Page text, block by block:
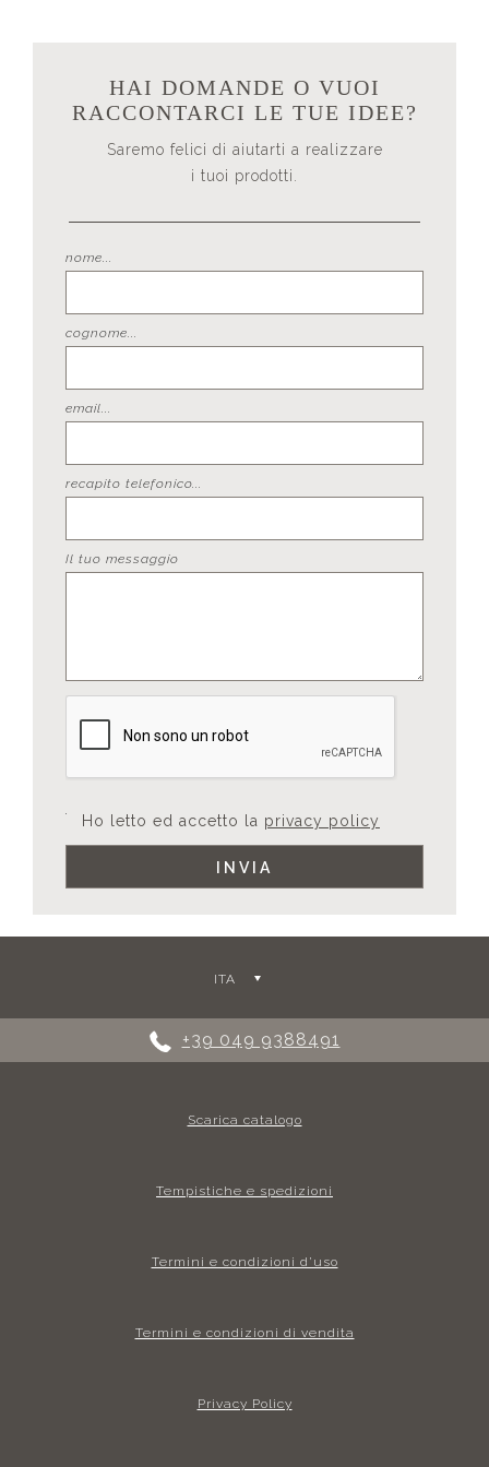
HAI DOMANDE O VUOI
RACCONTARCI LE TUE IDEE?
Saremo felici di aiutarti a realizzare
i tuoi prodotti.
nome...
cognome...
email...
recapito telefonico...
Il tuo messaggio
Ho letto ed accetto la privacy policy
ITA
+39 049 9388491
Scarica catalogo
Tempistiche e spedizioni
Termini e condizioni d’uso
Termini e condizioni di vendita
Privacy Policy